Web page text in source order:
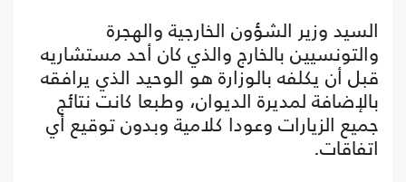
السيد وزير الشؤون الخارجية والهجرة
والتونسيين بالخارج والذي كان أحد مستشاريه
قبل أن يكلفه بالوزارة هو الوحيد الذي يرافقه
بالإضافة لمديرة الديوان، وطبعا كانت نتائج
جميع الزيارات وعودا كلامية وبدون توقيع أي
اتفاقات.